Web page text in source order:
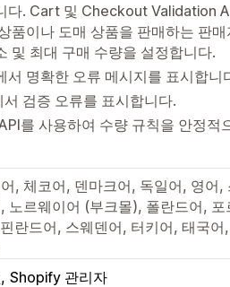
다. Cart 및 Checkout Validation
품이나 도매 상품을 판매하는 판
및 최대 구매 수량을 설정합니다.
명확한 오류 메시지를 표시합니
검증 오류를 표시합니다.
를 사용하여 수량 규칙을 안정적
, 체코어, 덴마크어, 독일어, 영어
, 노르웨이어 (부크몰), 폴란드어,
란드어, 스웨덴어, 터키어, 태국
Shopify 관리자